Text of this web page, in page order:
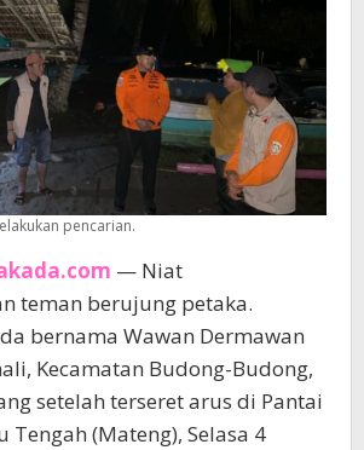
pencarian.
— Niat
teman berujung petaka.
bernama Wawan Dermawan
Kecamatan Budong-Budong,
setelah terseret arus di Pantai
(Mateng), Selasa 4